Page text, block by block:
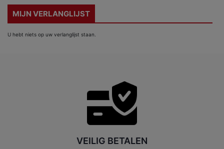
MIJN VERLANGLIJST
U hebt niets op uw verlanglijst staan.
VEILIG BETALEN